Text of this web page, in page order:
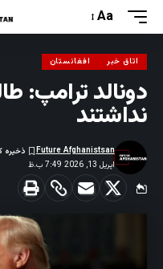
Aa
اتاق خبر افغانستان
دونالد ترامپ:
نداشتند
اپریل 13, 2026 7:49 ب.ظ
Future Afghanistsan